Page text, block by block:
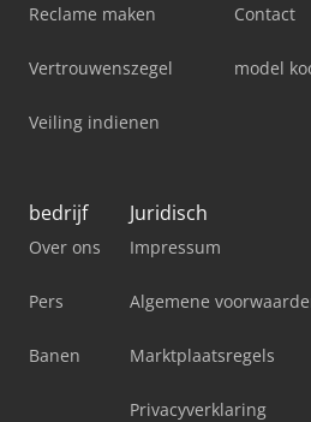
Reclame maken
Vertrouwenszegel
Veiling indienen
Contact
model
bedrijf
Over ons
Pers
Banen
Juridisch
Impressum
Algemene
Marktplaatsregels
Privacyverklaring